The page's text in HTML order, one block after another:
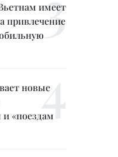
имеет
привлечение
новые
«поездам